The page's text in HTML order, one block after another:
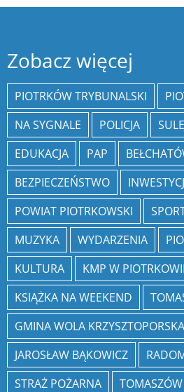
Zobacz więcej
PIOTRKÓW TRYBUNALSKI
NA SYGNALE
POLICJA
EDUKACJA
PAP
BEZPIECZEŃSTWO
POWIAT PIOTRKOWSKI
MUZYKA
WYDARZENIA
KULTURA
KMP W
KSIĄŻKA NA WEEKEND
GMINA WOLA KRZYSZTOPORSKA
JAROSŁAW BĄKOWICZ
STRAŻ POŻARNA
TOMASZÓW